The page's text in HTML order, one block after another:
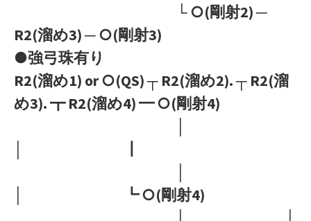
└ ○(剛射2) ─
R2(溜め3) ─ ○(剛射3)
●強弓珠有り
R2(溜め1) or ○(QS) ┬ R2(溜め2). ┬ R2(溜
め3). ┳ R2(溜め4) ━ ○(剛射4)
│ ┗ ○(剛射4)